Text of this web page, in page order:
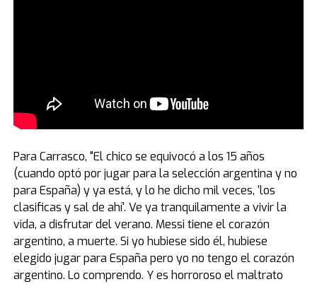
Para Carrasco, "El chico se equivocó a los 15 años
(cuando optó por jugar para la selección argentina y no
para España) y ya está, y lo he dicho mil veces, 'los
clasificas y sal de ahí'. Ve ya tranquilamente a vivir la
vida, a disfrutar del verano. Messi tiene el corazón
argentino, a muerte. Si yo hubiese sido él, hubiese
elegido jugar para España pero yo no tengo el corazón
argentino. Lo comprendo. Y es horroroso el maltrato